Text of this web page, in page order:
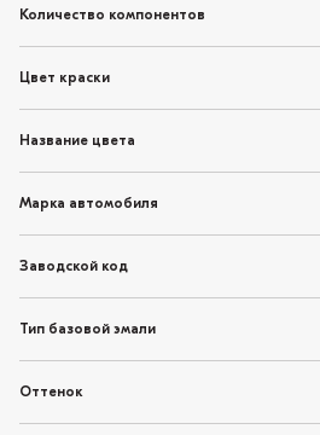
Количество компонентов
Цвет краски
Название цвета
Марка автомобиля
Заводской код
Тип базовой эмали
Оттенок